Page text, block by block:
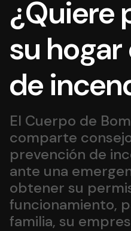
¿Quiere
su
de
El Cuerpo de
comparte
prevención de
ante una
obtener su
funcionamiento,
familia, su